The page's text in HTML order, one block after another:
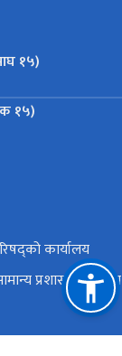
१५)
१५)
कार्यालय
प्रशासन मन्त्रालय